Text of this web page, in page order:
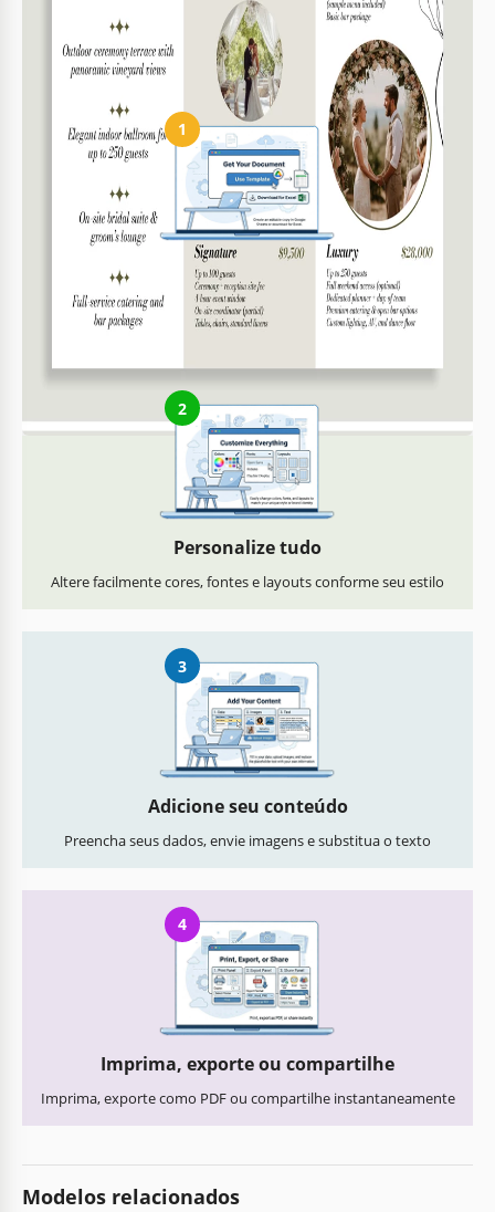
Como usar e editar este modelo
1
Obtenha seu documento
Clique em "Editar modelo" para criar uma cópia editável no
Google Slides ou baixar para Microsoft PowerPoint
2
Personalize tudo
Altere facilmente cores, fontes e layouts conforme seu estilo
3
Adicione seu conteúdo
Preencha seus dados, envie imagens e substitua o texto
4
Imprima, exporte ou compartilhe
Imprima, exporte como PDF ou compartilhe instantaneamente
Modelos relacionados